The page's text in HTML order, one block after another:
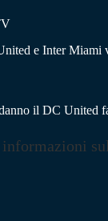
e Inter Miami
il DC United
informazioni